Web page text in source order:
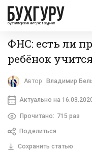
бухгалтерский интернет-журнал
ФНС: есть ли
ребёнок
Автор: Владимир
Актуально на
Прочитано: 715 раз
Поделиться
Сохранить статью